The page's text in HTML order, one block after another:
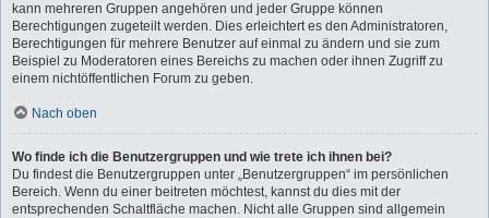
kann mehreren Gruppen angehören und jeder Gruppe können
Berechtigungen zugeteilt werden. Dies erleichtert es den Administratoren,
Berechtigungen für mehrere Benutzer auf einmal zu ändern und sie zum
Beispiel zu Moderatoren eines Bereichs zu machen oder ihnen Zugriff zu
einem nichtöffentlichen Forum zu geben.
Nach oben
Wo finde ich die Benutzergruppen und wie trete ich ihnen bei?
Du findest die Benutzergruppen unter „Benutzergruppen“ im persönlichen
Bereich. Wenn du einer beitreten möchtest, kannst du dies mit der
entsprechenden Schaltfläche machen. Nicht alle Gruppen sind allgemein